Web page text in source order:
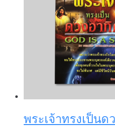
พระเจ้าทรงเป็นด